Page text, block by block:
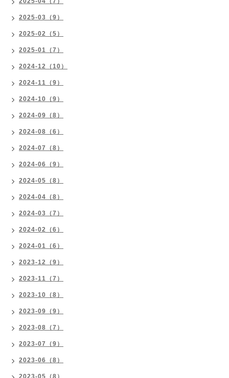
2025-03（9）
2025-02（5）
2025-01（7）
2024-12（10）
2024-11（9）
2024-10（9）
2024-09（8）
2024-08（6）
2024-07（8）
2024-06（9）
2024-05（8）
2024-04（8）
2024-03（7）
2024-02（6）
2024-01（6）
2023-12（9）
2023-11（7）
2023-10（8）
2023-09（9）
2023-08（7）
2023-07（9）
2023-06（8）
2023-05（8）